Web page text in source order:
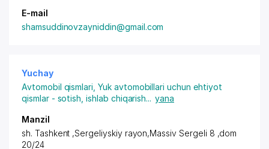
E-mail
shamsuddinovzayniddin@gmail.com
Yuchay
Avtomobil qismlari ,Yuk avtomobillari uchun ehtiyot
qismlar - sotish, ishlab chiqarish... yana
Manzil
sh. Tashkent ,Sergeliyskiy rayon,Massiv Sergeli 8 ,dom
20/24